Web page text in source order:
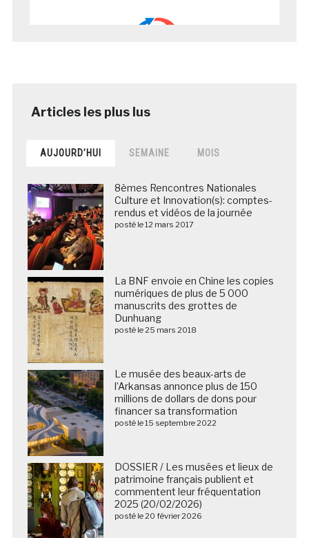
AUJOURD’HUI SEMAINE MOIS
8èmes Rencontres Nationales
Culture et Innovation(s): comptes-
rendus et vidéos de la journée
posté le 12 mars 2017
La BNF envoie en Chine les copies
numériques de plus de 5 000
manuscrits des grottes de
Dunhuang
posté le 25 mars 2018
Le musée des beaux-arts de
l’Arkansas annonce plus de 150
millions de dollars de dons pour
financer sa transformation
posté le 15 septembre 2022
DOSSIER / Les musées et lieux de
patrimoine français publient et
commentent leur fréquentation
2025 (20/02/2026)
posté le 20 février 2026